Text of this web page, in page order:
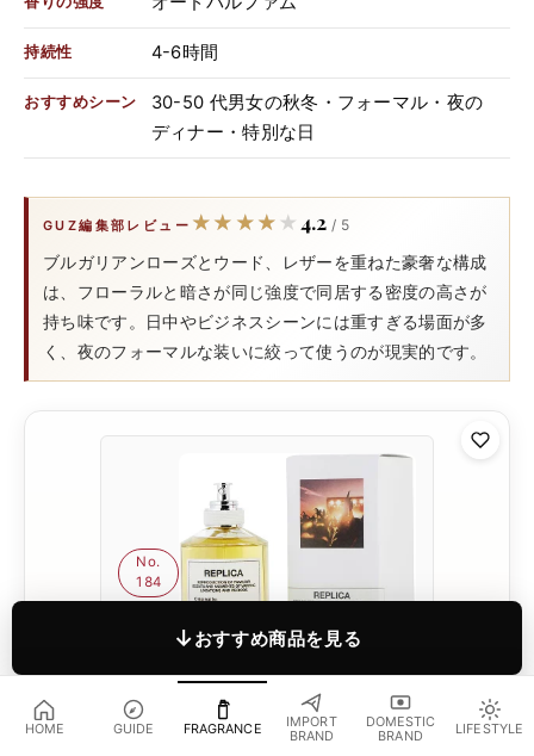
持続性 4-6時間
おすすめシーン
30-50 代男女の秋冬・フォーマル・夜の
ディナー・特別な日
GUZ編集部レビュー ★★★★★
★★★★★ 4.2 / 5
ブルガリアンローズとウード、レザーを重ねた豪奢な構成
は、フローラルと暗さが同じ強度で同居する密度の高さが
持ち味です。日中やビジネスシーンには重すぎる場面が多
く、夜のフォーマルな装いに絞って使うのが現実的です。
No.
184
Maison Margiela – Replica Music Festival
↓おすすめ商品を見る
HOME GUIDE FRAGRANCE
IMPORT
BRAND
DOMESTIC
BRAND
LIFESTYLE